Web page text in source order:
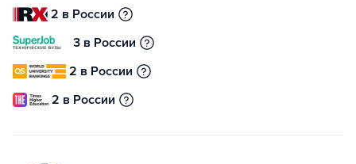
2 в России
3 в России
2 в России
2 в России